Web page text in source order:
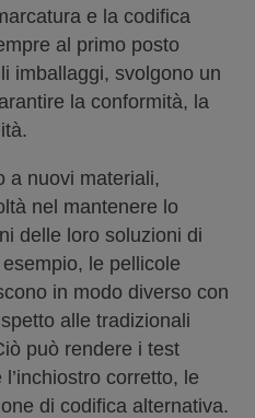
e la codifica
al primo posto
imballaggi, svolgono un
la conformità, la
a nuovi materiali,
nel mantenere lo
delle loro soluzioni di
le pellicole
in modo diverso con
alle tradizionali
può rendere i test
corretto, le
di codifica alternativa.